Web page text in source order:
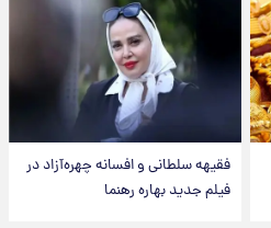
فقیهه سلطانی و افسانه چهره‌آزاد در
فیلم جدید بهاره رهنما